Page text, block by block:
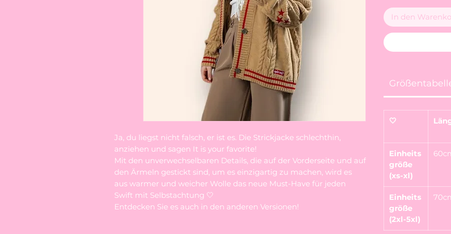
Ja, du liegst nicht falsch, er ist es. Die Strickjacke schlechthin,
anziehen und sagen It is your favorite!
Mit den unverwechselbaren Details, die auf der Vorderseite und auf
den Ärmeln gestickt sind, um es einzigartig zu machen, wird es
aus warmer und weicher Wolle das neue Must-Have für jeden
Swift mit Selbstachtung 🤍
Entdecken Sie es auch in den anderen Versionen!
In den
🤍
Einheits
größe
(xs-xl)
Einheits
größe
(2xl-5xl)